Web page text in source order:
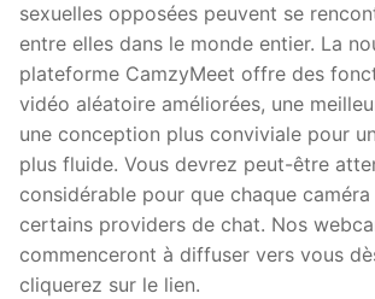
sexuelles opposées peuvent se
entre elles dans le monde entier. La
plateforme CamzyMeet offre des
vidéo aléatoire améliorées, une
une conception plus conviviale pour
plus fluide. Vous devrez peut-être
considérable pour que chaque
certains providers de chat. Nos
commenceront à diffuser vers vous
cliquerez sur le lien.